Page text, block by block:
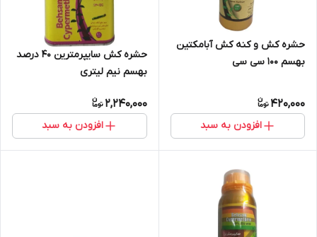
حشره کش و کنه کش آبامکتین
بهسم 100 سی سی
420,000
افزودن به سبد
حشره کش سایپرمترین 40 درصد
بهسم نیم لیتری
2,240,000
افزودن به سبد